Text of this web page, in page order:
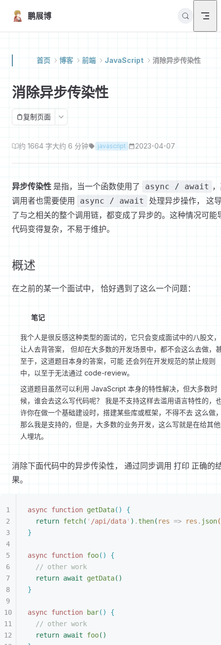
Skip to content
鹏展博
首页 博客 前端 JavaScript 消除异步传染性
消除异步传染性
复制页面
约 1664 字大约 6 分钟 javascript 2023-04-07
异步传染性 是指，当一个函数使用了 async / await
调用者也需要使用
async / await
处理异步操作， 这
了与之相关的整个调用链，都变成了异步的。这种情况可能
代码变得复杂，不易于维护。
概述
在之前的某一个面试中， 恰好遇到了这么一个问题：
笔记
我个人是很反感这种类型的面试的，它只会变成面试中的八股文，
让人去背答案， 但却在大多数的开发场景中，都不会这么去做，
至于，这道题目本身的答案，可能 还会列在开发规范的禁止规则
中，以至于无法通过 code-review。
这道题目虽然可以利用 JavaScript 本身的特性解决，但大多数时
候，谁会去这么写代码呢？ 我是不支持这样去滥用语言特性的，
许你在做一个基础建设时，搭建某些库或框架，不得不去 这么做
那么我是支持的，但是，大多数的业务开发，这么写就是在给其他
人埋坑。
消除下面代码中的异步传染性， 通过同步调用 打印 正确的
果。
async function getData( )
{
return fetch( ' /api/data' ) . then( res => res . json(
}
async function foo( )
{
// other work
return await getData( )
}
async function bar( )
{
// other work
return await foo( )